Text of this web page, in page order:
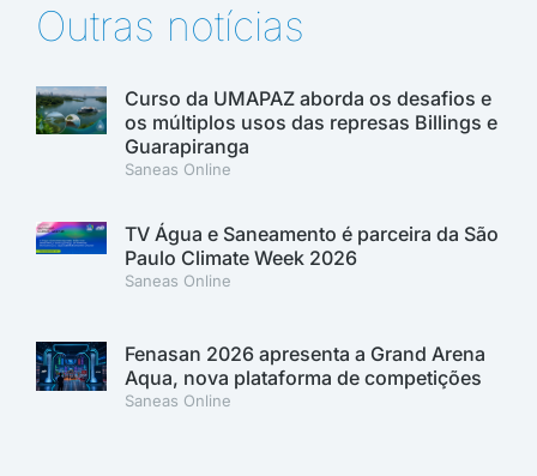
Outras notícias
Curso da UMAPAZ aborda os desafios e
os múltiplos usos das represas Billings e
Guarapiranga
Saneas Online
TV Água e Saneamento é parceira da São
Paulo Climate Week 2026
Saneas Online
Fenasan 2026 apresenta a Grand Arena
Aqua, nova plataforma de competições
Saneas Online